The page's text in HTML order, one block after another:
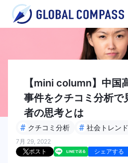
【mini column】中国
事件をクチコミ分析で
者の思考とは
# クチコミ分析 # 社会トレン
7月 29, 2022
ポスト
シェアする